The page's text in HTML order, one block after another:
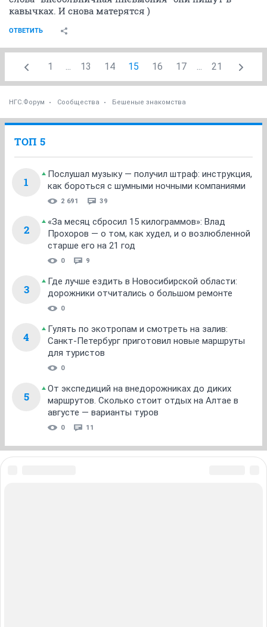
кавычках. И снова матерятся )
ОТВЕТИТЬ
1 ... 13 14 15 16 17 ... 21
НГС.Форум Сообщества Бешеные знакомства
ТОП 5
1
Послушал музыку — получил штраф: инструкция,
как бороться с шумными ночными компаниями
2 691 39
2
«За месяц сбросил 15 килограммов»: Влад
Прохоров — о том, как худел, и о возлюбленной
старше его на 21 год
0 9
3
Где лучше ездить в Новосибирской области:
дорожники отчитались о большом ремонте
0
4
Гулять по экотропам и смотреть на залив:
Санкт-Петербург приготовил новые маршруты
для туристов
0
5
От экспедиций на внедорожниках до диких
маршрутов. Сколько стоит отдых на Алтае в
августе — варианты туров
0 11